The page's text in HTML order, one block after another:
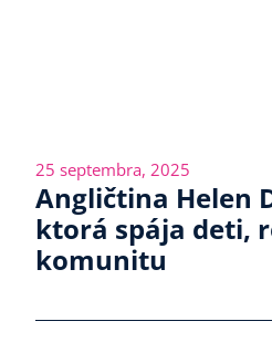
25 septembra, 2025
Angličtina Helen
ktorá spája deti,
komunitu